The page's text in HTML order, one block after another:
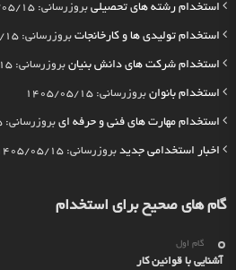
استخدام رشته های تحصیلی بروزرسانی: 1405/05/15
استخدام تولیدی ها و کارخانجات بروزرسانی: 1405/05/15
استخدام شرکت های دانش بنیان بروزرسانی: 1405/05/15
استخدام بانوان بروزرسانی: 1405/05/15
استخدام مهارت های فنی و حرفه ای بروزرسانی: 1405/05/15
اخبار استخدامی جدید بروزرسانی: 1405/05/15
گام های صحیح برای استخدام
گام اول
آشنایی با قوانین کار